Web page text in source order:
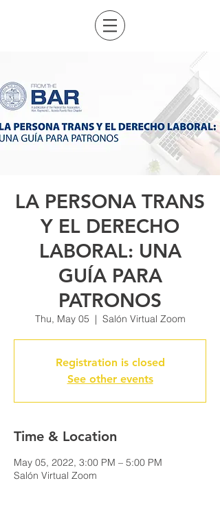
LA PERSONA TRANS
Y EL DERECHO
LABORAL: UNA
GUÍA PARA
PATRONOS
Thu, May 05
  |
Salón Virtual Zoom
Registration is closed
See other events
Time & Location
May 05, 2022, 3:00 PM – 5:00 PM
Salón Virtual Zoom